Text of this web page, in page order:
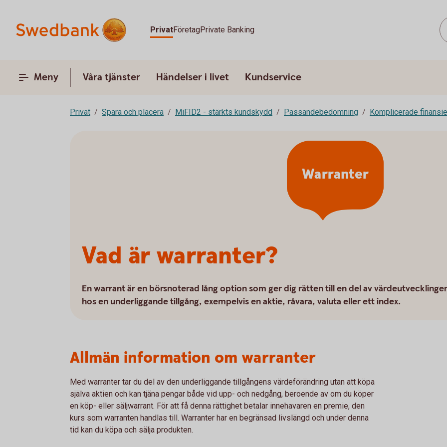
PrivatFöretagPrivate Banking
Meny Våra tjänster Händelser i livet Kundservice
Privat Spara och placera MiFID2 - stärkts kundskydd Passandebedömning Komplicerade
Vad är warranter?
En warrant är en börsnoterad lång option som ger dig rätten till en del av
hos en underliggande tillgång, exempelvis en aktie, råvara, valuta eller ett index.
Warranter
Allmän information om warranter
Med warranter tar du del av den underliggande tillgångens värdeförändring utan att köpa
själva aktien och kan tjäna pengar både vid upp- och nedgång, beroende av om du köper
en köp- eller säljwarrant. För att få denna rättighet betalar innehavaren en premie, den
kurs som warranten handlas till. Warranter har en begränsad livslängd och under denna
tid kan du köpa och sälja produkten.